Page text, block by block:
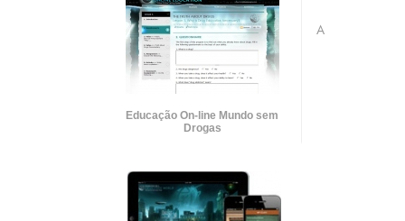
Educação On-line Mundo sem
Drogas
A